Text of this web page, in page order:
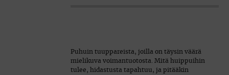
Puhuin tuuppareista, joilla on täysin väärä
mielikuva voimantuotosta. Mitä huippuihin
tulee, hidastusta tapahtuu, ja pitääkin